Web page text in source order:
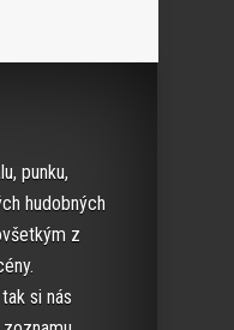
punku,
hudobných
z
si nás